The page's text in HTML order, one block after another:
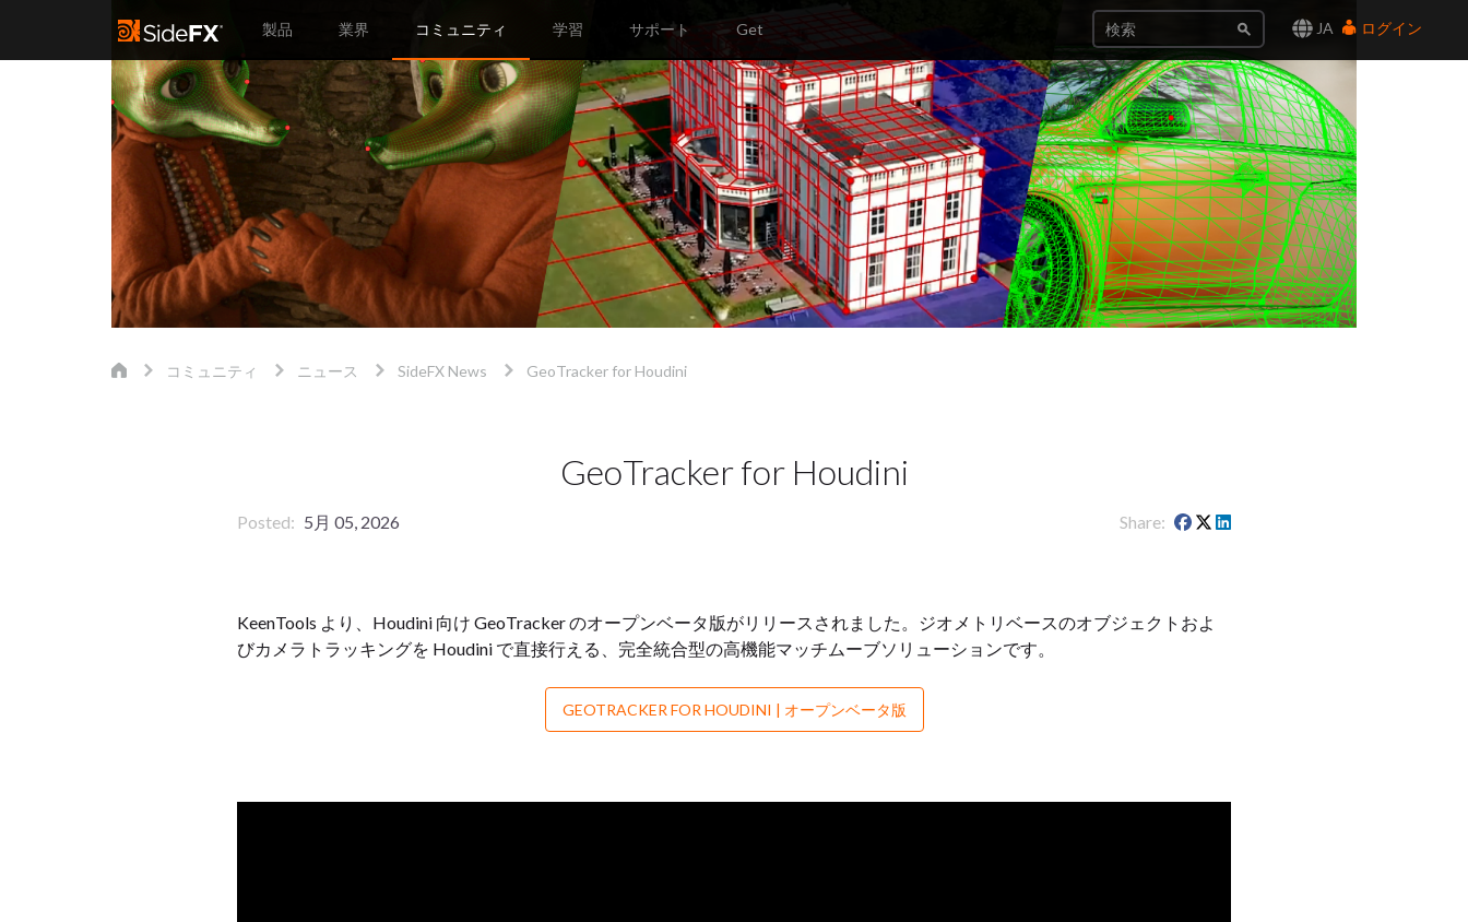
JA ログイン
製品 業界 コミュニティ 学習 サポート Get
コミュニティ ニュース SideFX News GeoTracker for Houdini
GeoTracker for Houdini
Posted 5月 05, 2026 Share
KeenTools より、Houdini 向け GeoTracker のオープンベータ版がリリースされました。ジオメトリベースのオブジェクトおよ
びカメラトラッキングを Houdini で直接行える、完全統合型の高機能マッチムーブソリューションです。
GEOTRACKER FOR HOUDINI | オープンベータ版